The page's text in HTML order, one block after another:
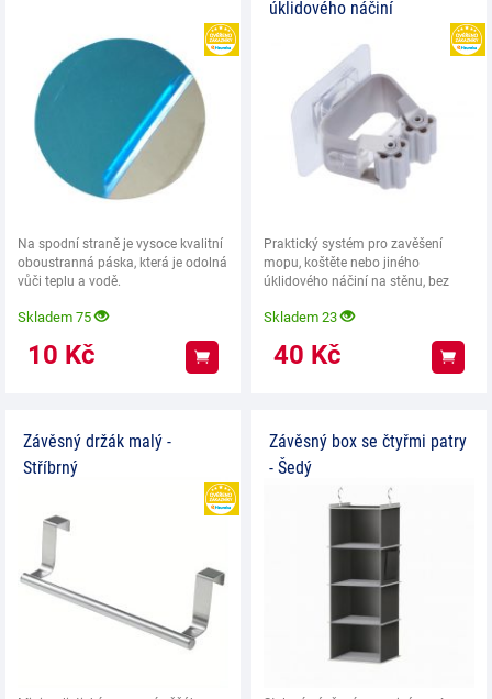
Na spodní straně je vysoce kvalitní
oboustranná páska, která je odolná
vůči teplu a vodě.
Skladem 75
10 Kč Koupit
úklidového náčiní
Praktický systém pro zavěšení
mopu, koštěte nebo jiného
úklidového náčiní na stěnu, bez
Skladem 23
40 Kč
Závěsný držák malý -
Stříbrný
Závěsný box se čtyřmi patry
- Šedý